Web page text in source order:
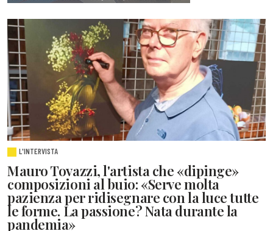
L'INTERVISTA
Mauro Tovazzi, l'artista che «dipinge»
composizioni al buio: «Serve molta
pazienza per ridisegnare con la luce tutte
le forme. La passione? Nata durante la
pandemia»